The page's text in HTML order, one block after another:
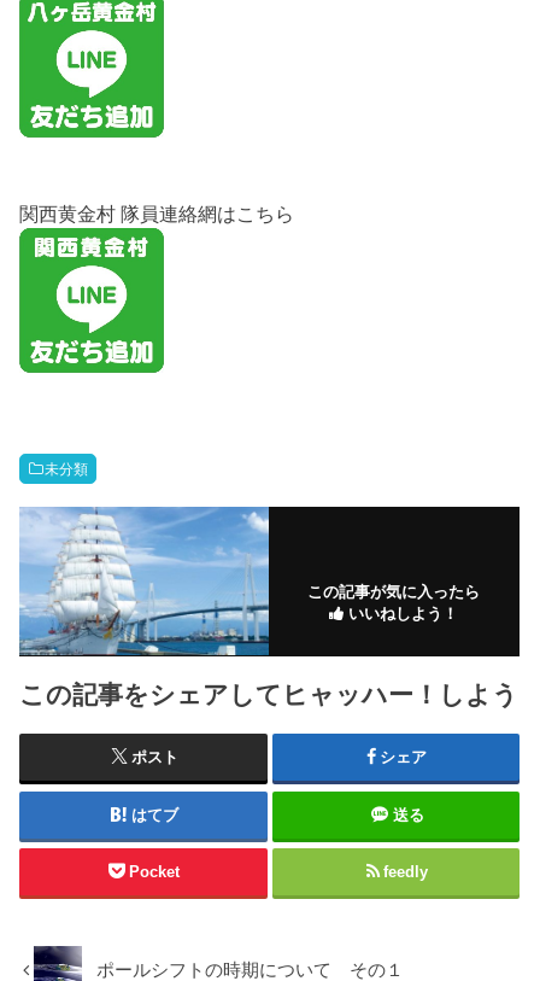
関西黄金村 隊員連絡網はこちら
未分類
この記事が気に入ったら
いいねしよう！
この記事をシェアしてヒャッハー！しよう
ポスト シェア
はてブ 送る
Pocket feedly
ポールシフトの時期について その１